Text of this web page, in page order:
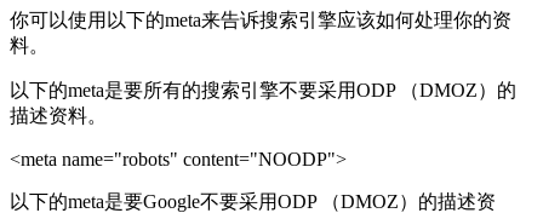
你可以使用以下的meta来告诉搜索引擎应该如何处理你的资
料。
以下的meta是要所有的搜索引擎不要采用ODP （DMOZ）的
描述资料。
<meta name="robots" content="NOODP">
以下的meta是要Google不要采用ODP （DMOZ）的描述资